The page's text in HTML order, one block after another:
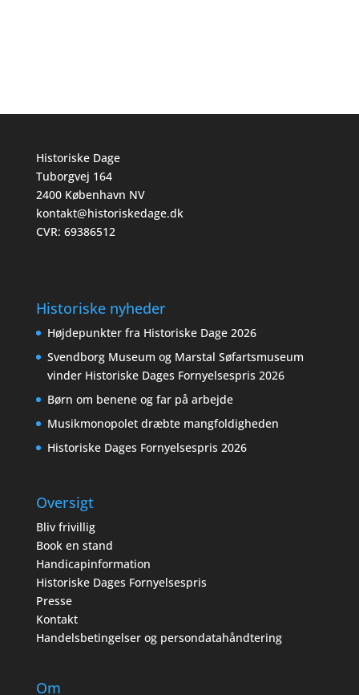
Historiske Dage
Tuborgvej 164
2400 København NV
kontakt@historiskedage.dk
CVR: 69386512
Historiske nyheder
Højdepunkter fra Historiske Dage 2026
Svendborg Museum og Marstal Søfartsmuseum
vinder Historiske Dages Fornyelsespris 2026
Børn om benene og far på arbejde
Musikmonopolet dræbte mangfoldigheden
Historiske Dages Fornyelsespris 2026
Oversigt
Bliv frivillig
Book en stand
Handicapinformation
Historiske Dages Fornyelsespris
Presse
Kontakt
Handelsbetingelser og persondatahåndtering
Om